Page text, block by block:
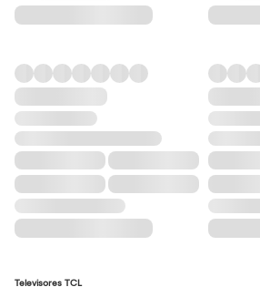
Televisores TCL